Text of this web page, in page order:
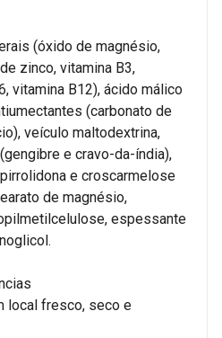
(óxido de magnésio,
zinco, vitamina B3,
vitamina B12), ácido málico
(carbonato de
veículo maltodextrina,
e cravo-da-índia),
e croscarmelose
de magnésio,
espessante
local fresco, seco e